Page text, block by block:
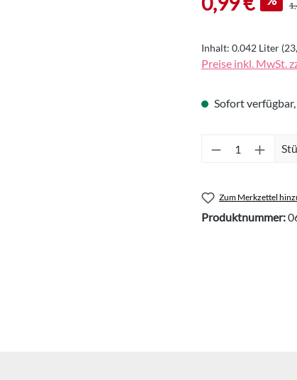
Inhalt: 0.042 Liter
Preise inkl. MwSt.
Sofort
Produkt
Zum Merkzettel
Produktnummer: